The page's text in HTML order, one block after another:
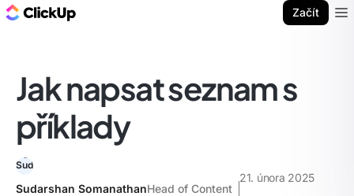
Začít
Jak napsat seznam s
příklady
Sudarshan SomanathanHead of Content
21. února 2025